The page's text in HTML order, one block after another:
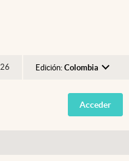
Edición: Colombia
Argentina
España
Acceder